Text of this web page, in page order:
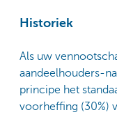
Historiek
Als uw
aandeelhouders-
principe het
voorheffing (30%)